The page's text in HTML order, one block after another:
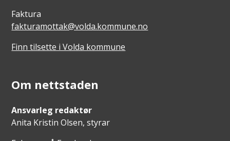
Faktura
fakturamottak@volda.kommune.no
Finn tilsette i Volda kommune
Om nettstaden
Ansvarleg redaktør
Anita Kristin Olsen, styrar